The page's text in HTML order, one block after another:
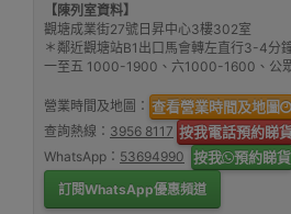
【陳列室資料】
觀塘成業街27號日昇中心3樓302室
＊鄰近觀塘站B1出口馬會轉左直行3-4分
一至五 1000-1900、六1000-1600、公
營業時間及地圖： 查看營業時間及地圖
查詢熱線： 3956 8117 按我電話預約睇
WhatsApp： 53694990 按我 預約睇貨
訂閱WhatsApp優惠頻道